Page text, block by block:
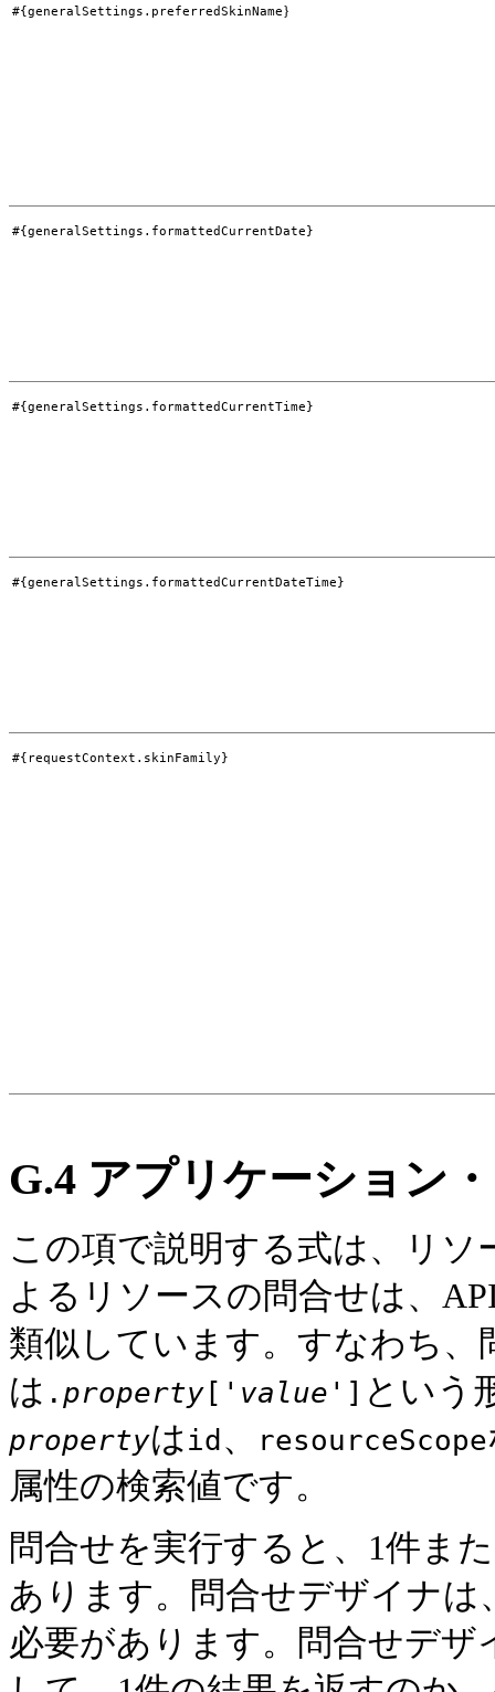
#{generalSettings.preferredSkinName}
#{generalSettings.formattedCurrentDate}
#{generalSettings.formattedCurrentTime}
#{generalSettings.formattedCurrentDateTime}
#{requestContext.skinFamily}
G.4 アプリケーション
この項で説明する式は、リ
よるリソースの問合せは、
類似しています。すなわち、
は . property [' value '] という
propertyは id 、 resourceScope
属性の検索値です。
問合せを実行すると、1件ま
あります。問合せデザイナ
必要があります。問合せデ